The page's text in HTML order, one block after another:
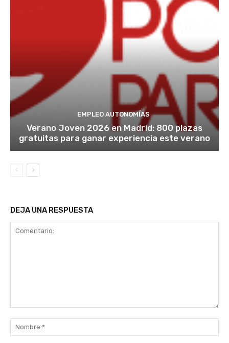
EMPLEO AUTONOMÍAS
Verano Joven 2026 en Madrid: 800 plazas
gratuitas para ganar experiencia este verano
DEJA UNA RESPUESTA